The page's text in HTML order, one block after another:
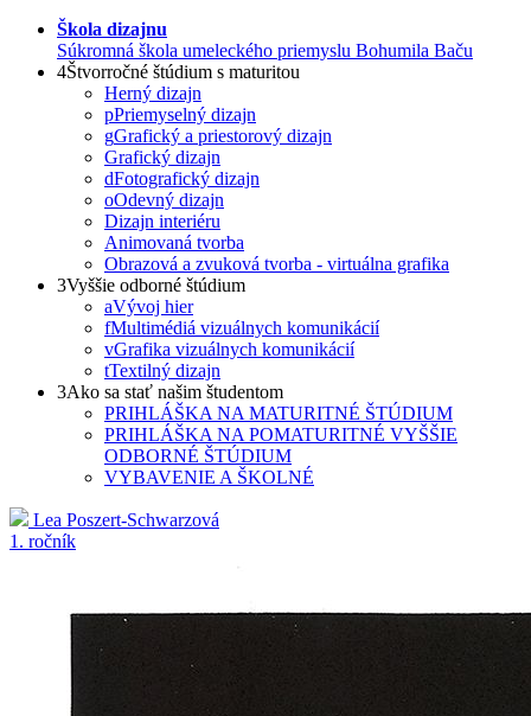
Škola dizajnu
Súkromná škola umeleckého priemyslu Bohumila Baču
4Štvorročné štúdium s maturitou
Herný dizajn
pPriemyselný dizajn
gGrafický a priestorový dizajn
Grafický dizajn
dFotografický dizajn
oOdevný dizajn
Dizajn interiéru
Animovaná tvorba
Obrazová a zvuková tvorba - virtuálna grafika
3Vyššie odborné štúdium
aVývoj hier
fMultimédiá vizuálnych komunikácií
vGrafika vizuálnych komunikácií
tTextilný dizajn
3Ako sa stať našim študentom
PRIHLÁŠKA NA MATURITNÉ ŠTÚDIUM
PRIHLÁŠKA NA POMATURITNÉ VYŠŠIE
ODBORNÉ ŠTÚDIUM
VYBAVENIE A ŠKOLNÉ
Lea Poszert-Schwarzová
1. ročník